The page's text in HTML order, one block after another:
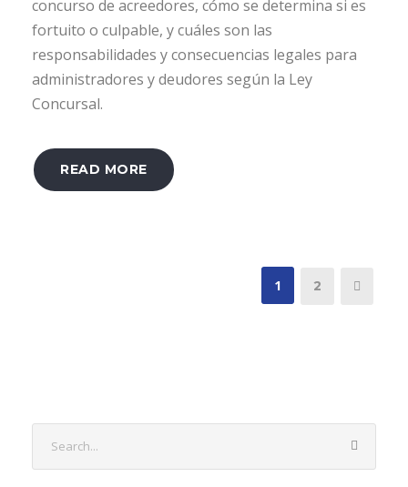
concurso de acreedores, cómo se determina si es
fortuito o culpable, y cuáles son las
responsabilidades y consecuencias legales para
administradores y deudores según la Ley
Concursal.
READ MORE
1 2